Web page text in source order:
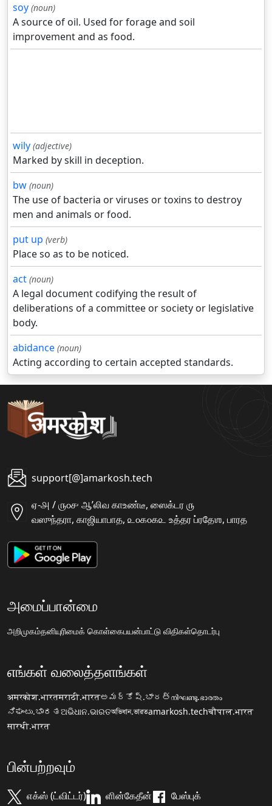
soy (noun)
A source of oil. Used for forage and soil
improvement and as food.
wily (adjective)
Marked by skill in deception.
bw (noun)
The use of bacteria or viruses or toxins to destroy
men and animals or food.
put up (verb)
Place so as to be noticed.
act (noun)
A legal document codifying the result of
deliberations of a committee or society or legislative
body.
abidance (noun)
Acting according to certain accepted standards.
support[@]amarkosh.tech
ஏ-௮ / ௫௦௪ ஆʼலிவ காஉண்டீ, ஸைக்டர ௫
வஸுந்தரா, காஜியாபாத, ௨௦௧௦௧௨ உத்தர ப்ரதேஶ, பாரத
அமைப்பான்மை
அறிமுகம்தனியுரிமைக் கொள்கைபயன்பாட்டு விதிகள்தொடர்பு
எங்கள் வலைத்தளங்கள்
अमरकोश.भारतमराठी.भारतఅమర్కోష్.భారత్നിഘണ്ടു.ഭാരതം
ನಿಘಂಟು.ಭಾರತଅଭିଧାନ.ଭାରତঅভিধান.ভারতamarkosh.techचौपाल.भारत
सारथी.भारत
பின்பற்றவும்
எக்ஸ் (ட்விட்டர்) ளின்கேதீன் பேஸ்புக்